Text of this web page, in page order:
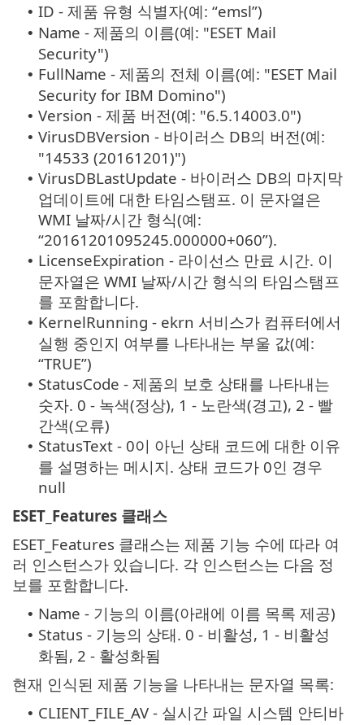
• ID - 제품 유형 식별자(예: “emsl”)
• Name - 제품의 이름(예: "ESET Mail
Security")
• FullName - 제품의 전체 이름(예: "ESET Mail
Security for IBM Domino")
• Version - 제품 버전(예: "6.5.14003.0")
• VirusDBVersion - 바이러스 DB의 버전(예:
"14533 (20161201)")
• VirusDBLastUpdate - 바이러스 DB의 마지막
업데이트에 대한 타임스탬프. 이 문자열은
WMI 날짜/시간 형식(예:
“20161201095245.000000+060”).
• LicenseExpiration - 라이선스 만료 시간. 이
문자열은 WMI 날짜/시간 형식의 타임스탬프
를 포함합니다.
• KernelRunning - ekrn 서비스가 컴퓨터에서
실행 중인지 여부를 나타내는 부울 값(예:
“TRUE”)
• StatusCode - 제품의 보호 상태를 나타내는
숫자. 0 - 녹색(정상), 1 - 노란색(경고), 2 - 빨
간색(오류)
• StatusText - 0이 아닌 상태 코드에 대한 이유
를 설명하는 메시지. 상태 코드가 0인 경우
null
ESET_Features 클래스
ESET_Features 클래스는 제품 기능 수에 따라 여
러 인스턴스가 있습니다. 각 인스턴스는 다음 정
보를 포함합니다.
• Name - 기능의 이름(아래에 이름 목록 제공)
• Status - 기능의 상태. 0 - 비활성, 1 - 비활성
화됨, 2 - 활성화됨
현재 인식된 제품 기능을 나타내는 문자열 목록:
• CLIENT_FILE_AV - 실시간 파일 시스템 안티바